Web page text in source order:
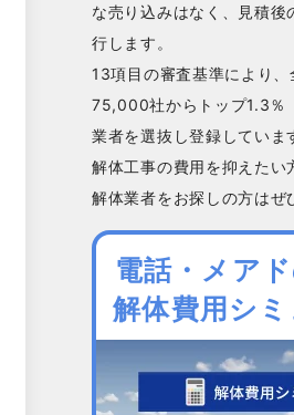
な売り込みはなく、見積
行します。
13項目の審査基準により
75,000社からトップ1.3％
業者を選抜し登録していま
解体工事の費用を抑えたい
解体業者をお探しの方はぜ
電話・メア
解体費用シ